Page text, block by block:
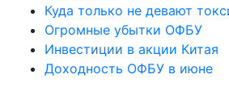
Куда только не девают
Огромные убытки ОФБУ
Инвестиции в акции Китая
Доходность ОФБУ в июне